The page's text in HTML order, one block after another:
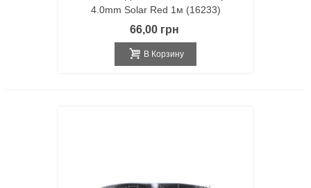
4.0mm Solar Red 1м (16233)
66,00 грн
В Корзину